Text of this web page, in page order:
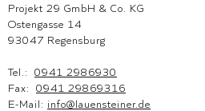
Projekt 29 GmbH & Co. KG
Ostengasse 14
93047 Regensburg
Tel.: 0941 2986930
Fax: 0941 29869316
E-Mail: info@lauensteiner.de